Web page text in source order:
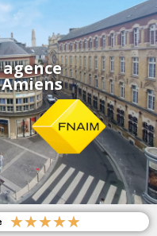
★★★★★